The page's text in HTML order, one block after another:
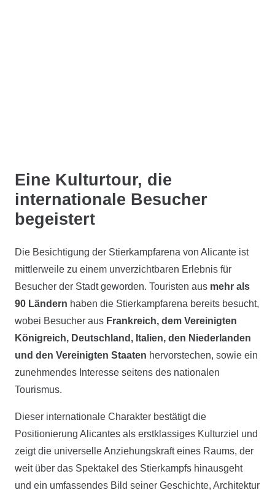
Eine Kulturtour, die
internationale Besucher
begeistert
Die Besichtigung der Stierkampfarena von Alicante ist
mittlerweile zu einem unverzichtbaren Erlebnis für
Besucher der Stadt geworden. Touristen aus mehr als
90 Ländern haben die Stierkampfarena bereits besucht,
wobei Besucher aus Frankreich, dem Vereinigten
Königreich, Deutschland, Italien, den Niederlanden
und den Vereinigten Staaten hervorstechen, sowie ein
zunehmendes Interesse seitens des nationalen
Tourismus.
Dieser internationale Charakter bestätigt die
Positionierung Alicantes als erstklassiges Kulturziel und
zeigt die universelle Anziehungskraft eines Raums, der
weit über das Spektakel des Stierkampfs hinausgeht
und ein umfassendes Bild seiner Geschichte, Architektur